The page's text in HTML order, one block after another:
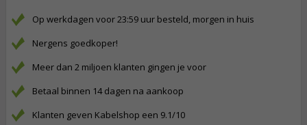
Op werkdagen voor 23:59 uur besteld, morgen in huis
Nergens goedkoper!
Meer dan 2 miljoen klanten gingen je voor
Betaal binnen 14 dagen na aankoop
Klanten geven Kabelshop een 9.1/10